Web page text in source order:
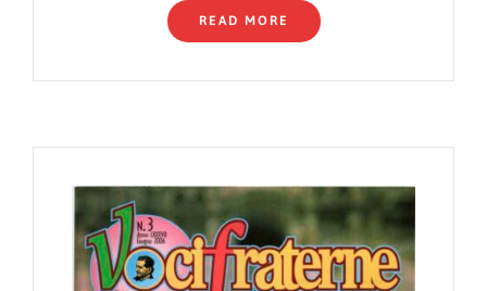
READ MORE